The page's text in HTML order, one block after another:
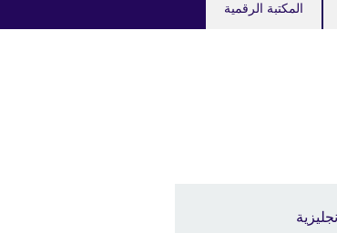
المكتبة الرقمية